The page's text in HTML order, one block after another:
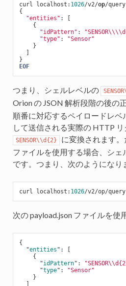
curl localhost: 1026/v2/op/
{
"entities" : [
    {
"idPattern" :
"type" :
"Sensor"
    }
  ]
EOF
つまり、シェルレベルの
Orion の JSON 解析段階の後の
順番に対応するペイロードレベ
して送信される実際の HTTP
SENSOR\\d{2}
に変換されます
ファイルを使用する場合、シ
です。つまり、次のようになり
curl localhost: 1026/v2/op/
次の payload.json ファイルを使
{
  "
entities ":
[
    {
      "
idPattern":
      "
type":
"Sensor"
}